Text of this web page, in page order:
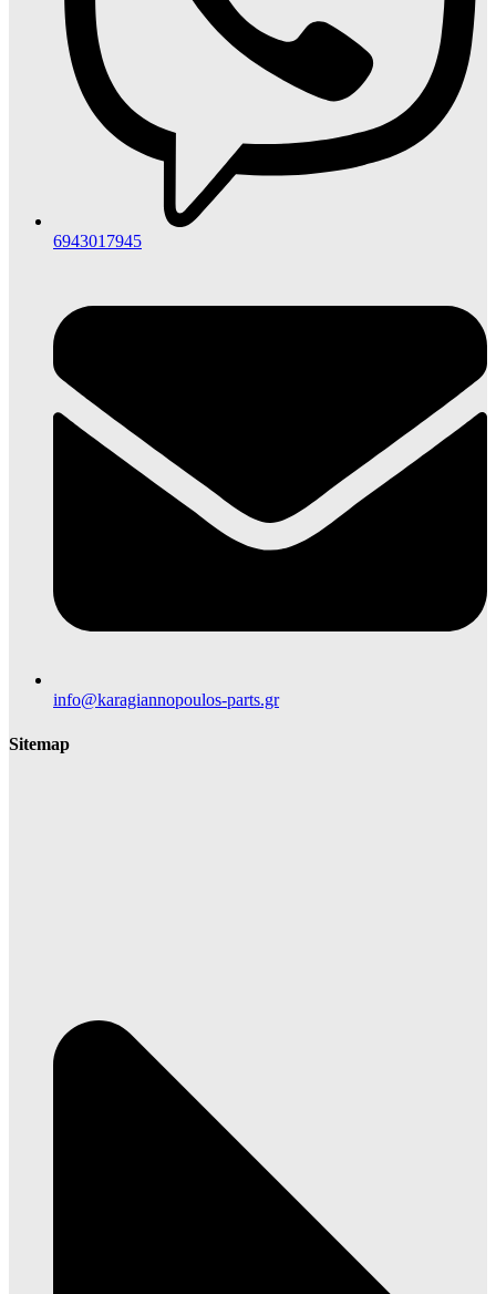
6943017945
info@karagiannopoulos-parts.gr
Sitemap